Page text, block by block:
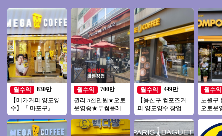
월수익
830만
【메가커피 양도양
수】『 마포구』＃
유명상권 초입＃배
달X＃메가 인수비용
저렴
월수익
700만
권리 5천만원★오토
운영중★투썸플레이
스 인수★동영상 바
로보내드립니다
월수익
499만
【용산구 컴포즈커
피 양도양수 창업】
소자본창업/초보창
업/여성창업/커피창
업/카페창업
월수익
노원구
오토운
소자본
업 #초